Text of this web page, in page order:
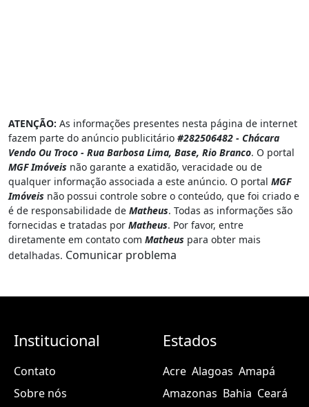
ATENÇÃO: As informações presentes nesta página de internet
fazem parte do anúncio publicitário #282506482 - Chácara
Vendo Ou Troco - Rua Barbosa Lima, Base, Rio Branco. O portal
MGF Imóveis não garante a exatidão, veracidade ou de
qualquer informação associada a este anúncio. O portal MGF
Imóveis não possui controle sobre o conteúdo, que foi criado e
é de responsabilidade de Matheus. Todas as informações são
fornecidas e tratadas por Matheus. Por favor, entre
diretamente em contato com Matheus para obter mais
detalhadas. Comunicar problema
Institucional
Contato
Sobre nós
Estados
Acre Alagoas Amapá
Amazonas Bahia Ceará